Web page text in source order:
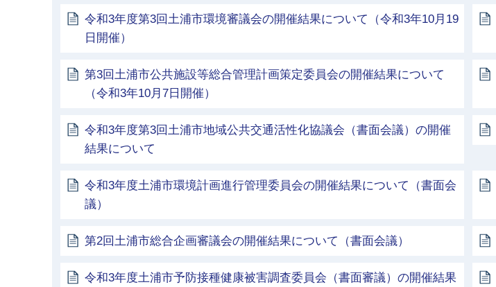
令和3年度第3回土浦市環境審議会の開催結果について（令和3年10月19
日開催）
第3回土浦市公共施設等総合管理計画策定委員会の開催結果について
（令和3年10月7日開催）
令和3年度第3回土浦市地域公共交通活性化協議会（書面会議）の開催
結果について
令和3年度土浦市環境計画進行管理委員会の開催結果について（書面会
議）
第2回土浦市総合企画審議会の開催結果について（書面会議）
令和3年度土浦市予防接種健康被害調査委員会（書面審議）の開催結果